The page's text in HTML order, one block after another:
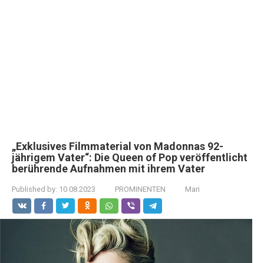
„Exklusives Filmmaterial von Madonnas 92-
jährigem Vater“: Die Queen of Pop veröffentlicht
berührende Aufnahmen mit ihrem Vater
Published by: 10.08.2023 PROMINENTEN Mari